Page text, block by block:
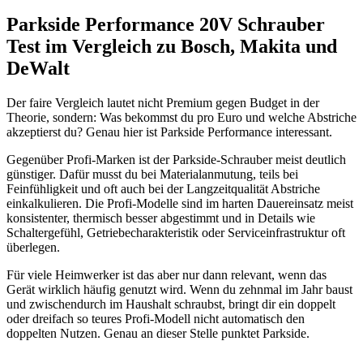
Parkside Performance 20V Schrauber
Test im Vergleich zu Bosch, Makita und
DeWalt
Der faire Vergleich lautet nicht Premium gegen Budget in der
Theorie, sondern: Was bekommst du pro Euro und welche Abstriche
akzeptierst du? Genau hier ist Parkside Performance interessant.
Gegenüber Profi-Marken ist der Parkside-Schrauber meist deutlich
günstiger. Dafür musst du bei Materialanmutung, teils bei
Feinfühligkeit und oft auch bei der Langzeitqualität Abstriche
einkalkulieren. Die Profi-Modelle sind im harten Dauereinsatz meist
konsistenter, thermisch besser abgestimmt und in Details wie
Schaltergefühl, Getriebecharakteristik oder Serviceinfrastruktur oft
überlegen.
Für viele Heimwerker ist das aber nur dann relevant, wenn das
Gerät wirklich häufig genutzt wird. Wenn du zehnmal im Jahr baust
und zwischendurch im Haushalt schraubst, bringt dir ein doppelt
oder dreifach so teures Profi-Modell nicht automatisch den
doppelten Nutzen. Genau an dieser Stelle punktet Parkside.